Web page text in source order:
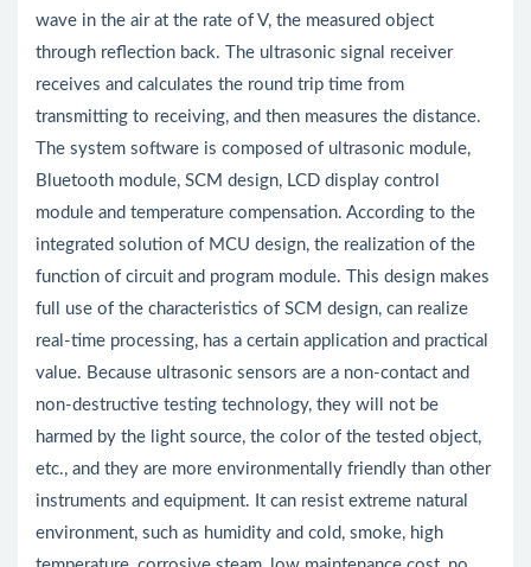
wave in the air at the rate of V, the measured object
through reflection back. The ultrasonic signal receiver
receives and calculates the round trip time from
transmitting to receiving, and then measures the distance.
The system software is composed of ultrasonic module,
Bluetooth module, SCM design, LCD display control
module and temperature compensation. According to the
integrated solution of MCU design, the realization of the
function of circuit and program module. This design makes
full use of the characteristics of SCM design, can realize
real-time processing, has a certain application and practical
value. Because ultrasonic sensors are a non-contact and
non-destructive testing technology, they will not be
harmed by the light source, the color of the tested object,
etc., and they are more environmentally friendly than other
instruments and equipment. It can resist extreme natural
environment, such as humidity and cold, smoke, high